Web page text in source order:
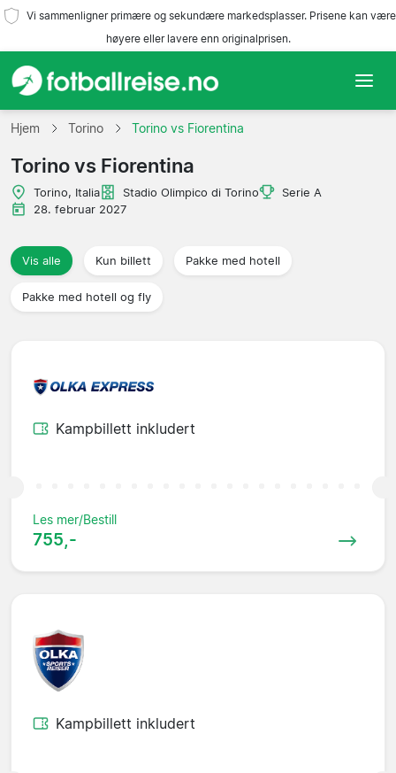
Vi sammenligner primære og sekundære markedsplasser. Prisene kan være
høyere eller lavere enn originalprisen.
Hjem
Lag
Ligaer
Reisebyråer
Hjem Torino Torino vs Fiorentina
Torino vs Fiorentina
Torino, Italia Stadio Olimpico di Torino
Serie A
28. februar 2027
Vis alle Kun billett Pakke med hotell
Pakke med hotell og fly
Kampbillett inkludert
Les mer/Bestill
755,-
Kampbillett inkludert